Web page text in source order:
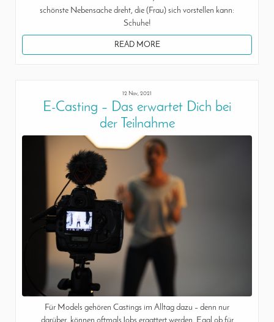
schönste Nebensache dreht, die (Frau) sich vorstellen kann:
Schuhe!
READ MORE
12 Nov, 2021
E-Casting – Das erwartet Dich bei
der Teilnahme
Für Models gehören Castings im Alltag dazu – denn nur